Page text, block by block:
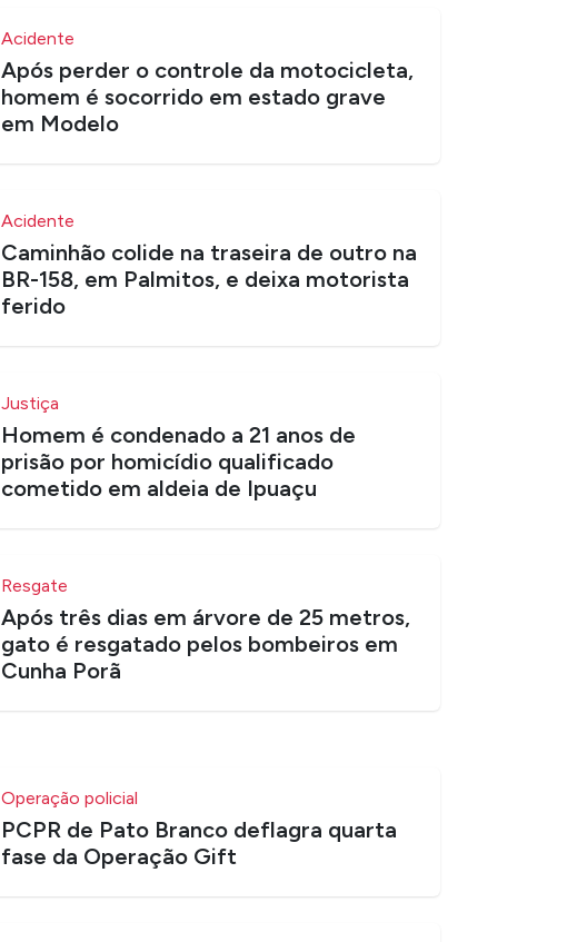
Acidente
Após perder o controle da motocicleta,
homem é socorrido em estado grave
em Modelo
Acidente
Caminhão colide na traseira de outro na
BR-158, em Palmitos, e deixa motorista
ferido
Justiça
Homem é condenado a 21 anos de
prisão por homicídio qualificado
cometido em aldeia de Ipuaçu
Resgate
Após três dias em árvore de 25 metros,
gato é resgatado pelos bombeiros em
Cunha Porã
Operação policial
PCPR de Pato Branco deflagra quarta
fase da Operação Gift